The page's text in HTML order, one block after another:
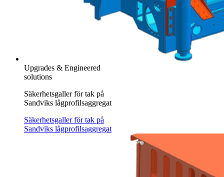
Upgrades & Engineered
solutions
Säkerhetsgaller för tak på
Sandviks lågprofilsaggregat
Säkerhetsgaller för tak på
Sandviks lågprofilsaggregat